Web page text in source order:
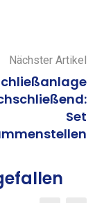
Nächster Artikel
Set